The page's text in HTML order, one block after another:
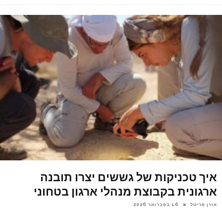
איך טכניקות של גששים יצרו תובנה
ארגונית בקבוצת מנהלי ארגון בטחוני
אורן פריטל 16 בפברואר 2026